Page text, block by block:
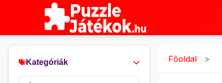
Kategóriák Főoldal >